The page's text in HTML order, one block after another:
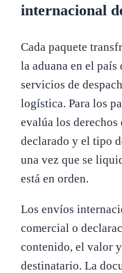
internacional
Cada paquete
la aduana en el
servicios de
logística. Para los
evalúa los
declarado y el tipo
una vez que se
está en orden.
Los envíos
comercial o
contenido, el valor
destinatario. La